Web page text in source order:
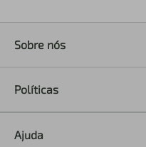
Sobre nós
Políticas
Ajuda